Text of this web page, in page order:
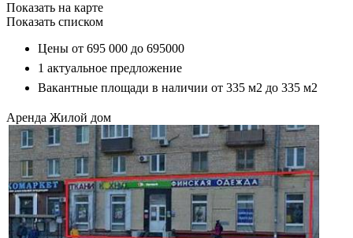
Показать на карте
Показать списком
Цены от 695 000 до 695000
1 актуальное предложение
Вакантные площади в наличии от 335 м2 до 335 м2
Аренда Жилой дом